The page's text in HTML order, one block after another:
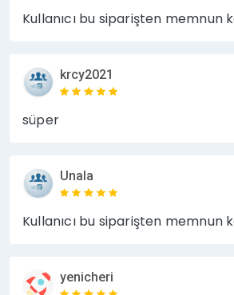
Kullanıcı bu siparişten memnun
krcy2021
süper
Unala
Kullanıcı bu siparişten memnun
yenicheri